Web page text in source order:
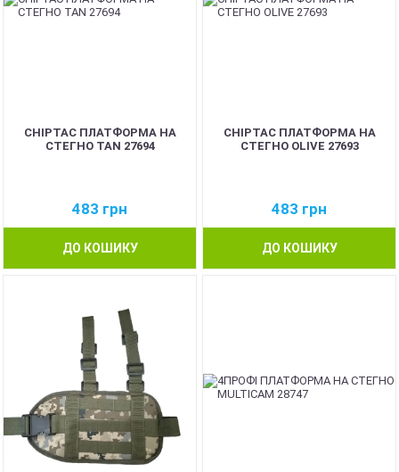
CHIPTAC ПЛАТФОРМА НА
СТЕГНО TAN 27694
483 грн
ДО КОШИКУ
CHIPTAC ПЛАТФОРМА НА
СТЕГНО OLIVE 27693
483 грн
ДО КОШИКУ